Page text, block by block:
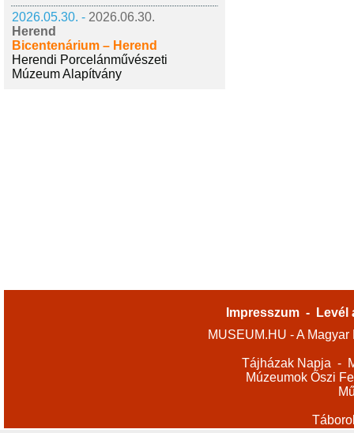
2026.05.30. - 2026.06.30.
Herend
Bicentenárium – Herend
Herendi Porcelánművészeti
Múzeum Alapítvány
Impresszum -
Levél
MUSEUM.HU - A
Tájházak Napja -
Múzeumok Őszi